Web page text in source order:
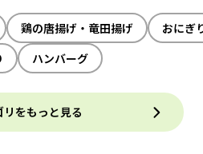
鶏の唐揚げ・竜田揚げ
おにぎ
ハンバーグ
をもっと見る